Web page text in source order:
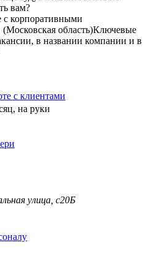
вам?
с корпоративными
область)Ключевые
в названии компании и в
с клиентами
на руки
улица, с20Б